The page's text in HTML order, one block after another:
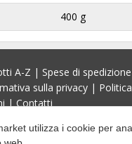
400 g
A-Z | Spese di spedizione
sulla privacy |
|Contatti
utilizza i cookie per